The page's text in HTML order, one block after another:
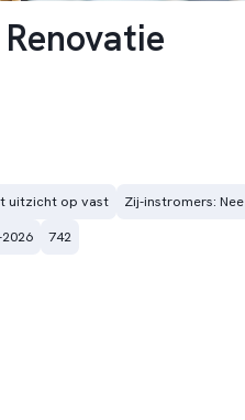
uitzicht op vast Zij-instromers: Nee
742